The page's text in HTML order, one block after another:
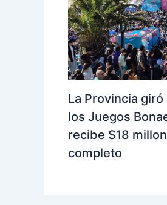
La Provincia
los Juegos
recibe $18
completo